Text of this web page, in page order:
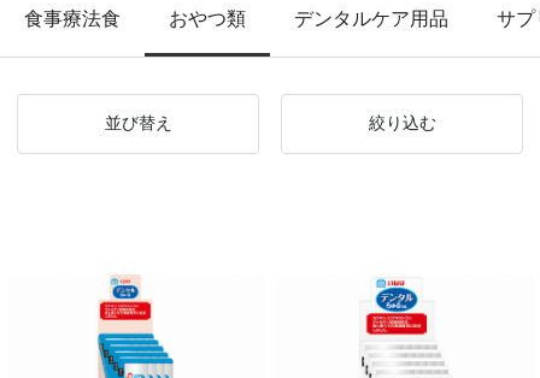
食事療法食 おやつ類 デンタルケア用品 サプ
並び替え 絞り込む